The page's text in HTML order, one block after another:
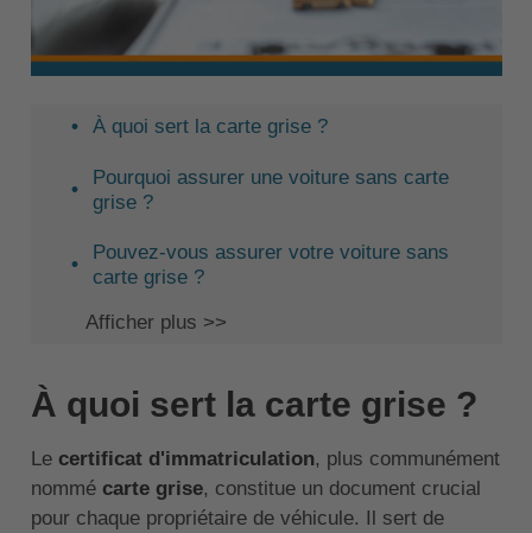
À quoi sert la carte grise ?
Pourquoi assurer une voiture sans carte
grise ?
Pouvez-vous assurer votre voiture sans
carte grise ?
Afficher plus >>
À quoi sert la carte grise ?
Le certificat d'immatriculation, plus communément
nommé carte grise, constitue un document crucial
pour chaque propriétaire de véhicule. Il sert de